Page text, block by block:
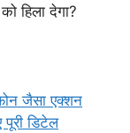
हिला देगा?
जैसा एक्शन
डिटेल